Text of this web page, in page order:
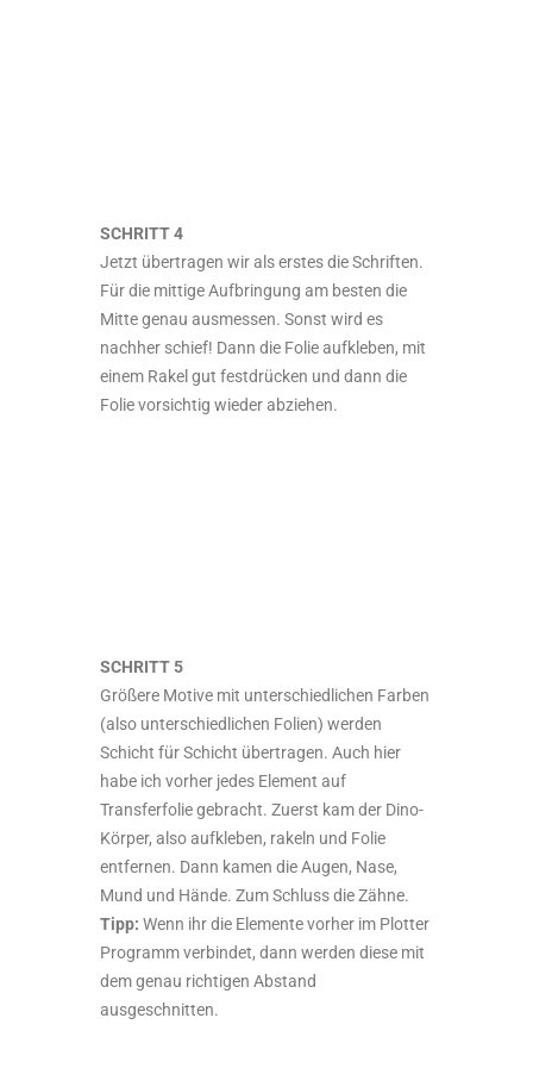
SCHRITT 4
Jetzt übertragen wir als erstes die Schriften.
Für die mittige Aufbringung am besten die
Mitte genau ausmessen. Sonst wird es
nachher schief! Dann die Folie aufkleben, mit
einem Rakel gut festdrücken und dann die
Folie vorsichtig wieder abziehen.
SCHRITT 5
Größere Motive mit unterschiedlichen Farben
(also unterschiedlichen Folien) werden
Schicht für Schicht übertragen. Auch hier
habe ich vorher jedes Element auf
Transferfolie gebracht. Zuerst kam der Dino-
Körper, also aufkleben, rakeln und Folie
entfernen. Dann kamen die Augen, Nase,
Mund und Hände. Zum Schluss die Zähne.
Tipp: Wenn ihr die Elemente vorher im Plotter
Programm verbindet, dann werden diese mit
dem genau richtigen Abstand
ausgeschnitten.